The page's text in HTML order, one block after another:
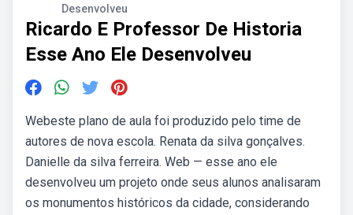
Desenvolveu
Ricardo E Professor De Historia
Esse Ano Ele Desenvolveu
Webeste plano de aula foi produzido pelo time de
autores de nova escola. Renata da silva gonçalves.
Danielle da silva ferreira. Web — esse ano ele
desenvolveu um projeto onde seus alunos analisaram
os monumentos históricos da cidade, considerando